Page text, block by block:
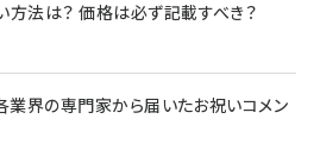
法は？ 価格は必ず記載すべき？
業界の専門家から届いたお祝いコメン